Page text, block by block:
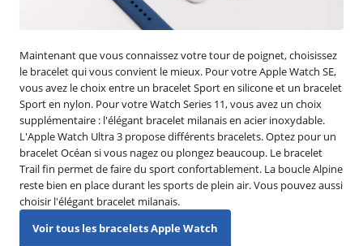
Maintenant que vous connaissez votre tour de poignet, choisissez
le bracelet qui vous convient le mieux. Pour votre Apple Watch SE,
vous avez le choix entre un bracelet Sport en silicone et un bracelet
Sport en nylon. Pour votre Watch Series 11, vous avez un choix
supplémentaire : l'élégant bracelet milanais en acier inoxydable.
L'Apple Watch Ultra 3 propose différents bracelets. Optez pour un
bracelet Océan si vous nagez ou plongez beaucoup. Le bracelet
Trail fin permet de faire du sport confortablement. La boucle Alpine
reste bien en place durant les sports de plein air. Vous pouvez aussi
choisir l'élégant bracelet milanais.
Voir tous les bracelets Apple Watch